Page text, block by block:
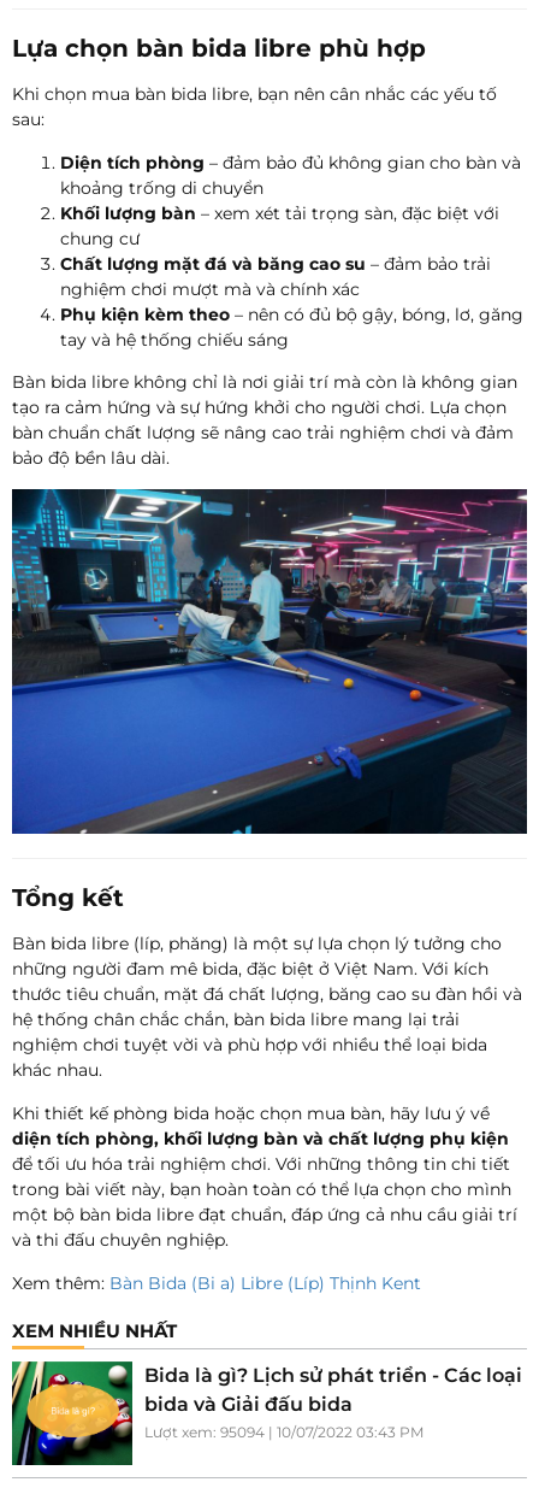
Lựa chọn bàn bida libre phù hợp
Khi chọn mua bàn bida libre, bạn nên cân nhắc các yếu tố
sau:
Diện tích phòng – đảm bảo đủ không gian cho bàn và
khoảng trống di chuyển
Khối lượng bàn – xem xét tải trọng sàn, đặc biệt với
chung cư
Chất lượng mặt đá và băng cao su – đảm bảo trải
nghiệm chơi mượt mà và chính xác
Phụ kiện kèm theo – nên có đủ bộ gậy, bóng, lơ, găng
tay và hệ thống chiếu sáng
Bàn bida libre không chỉ là nơi giải trí mà còn là không gian
tạo ra cảm hứng và sự hứng khởi cho người chơi. Lựa chọn
bàn chuẩn chất lượng sẽ nâng cao trải nghiệm chơi và đảm
bảo độ bền lâu dài.
Tổng kết
Bàn bida libre (líp, phăng) là một sự lựa chọn lý tưởng cho
những người đam mê bida, đặc biệt ở Việt Nam. Với kích
thước tiêu chuẩn, mặt đá chất lượng, băng cao su đàn hồi và
hệ thống chân chắc chắn, bàn bida libre mang lại trải
nghiệm chơi tuyệt vời và phù hợp với nhiều thể loại bida
khác nhau.
Khi thiết kế phòng bida hoặc chọn mua bàn, hãy lưu ý về
diện tích phòng, khối lượng bàn và chất lượng phụ kiện
để tối ưu hóa trải nghiệm chơi. Với những thông tin chi tiết
trong bài viết này, bạn hoàn toàn có thể lựa chọn cho mình
một bộ bàn bida libre đạt chuẩn, đáp ứng cả nhu cầu giải trí
và thi đấu chuyên nghiệp.
Xem thêm: Bàn Bida (Bi a) Libre (Líp) Thịnh Kent
XEM NHIỀU NHẤT
Bida là gì? Lịch sử phát triển - Các loại
bida và Giải đấu bida
Lượt xem: 95094 | 10/07/2022 03:43 PM